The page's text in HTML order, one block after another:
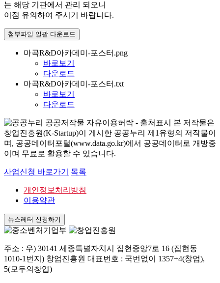
는 해당 기관에서 관리 되오니
이점 유의하여 주시기 바랍니다.
첨부파일 일괄 다운로드
마곡R&D아카데미-포스터.png
바로보기
다운로드
마곡R&D아카데미-포스터.txt
바로보기
다운로드
본 저작물은
창업진흥원(K-Startup)이 게시한 공공누리 제1유형의 저작물이
며, 공공데이터포털(www.data.go.kr)에서 공공데이터로 개방중
이며 무료로 활용할 수 있습니다.
사업신청 바로가기 목록
개인정보처리방침
이용약관
뉴스레터 신청하기
주소 : 우) 30141 세종특별자치시 집현중앙7로 16 (집현동
1010-1번지) 창업진흥원 대표번호 : 국번없이 1357+4(창업),
5(모두의창업)